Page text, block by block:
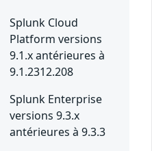
Splunk Cloud
Platform versions
9.1.x antérieures à
9.1.2312.208
Splunk Enterprise
versions 9.3.x
antérieures à 9.3.3